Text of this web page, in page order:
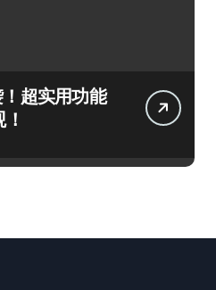
超实用功能